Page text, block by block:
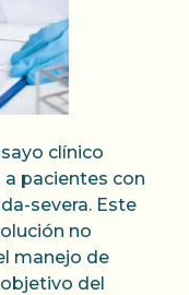
clínico
a pacientes con
severa. Este
no
manejo de
del